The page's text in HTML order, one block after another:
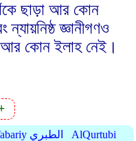
ছাড়া আর কোন
জ্ঞানীগণও
আর কোন ইলাহ নেই।
AtTabariy الطبري
AlQurtubi